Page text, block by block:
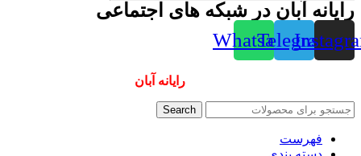
رایانه آبان در شبکه های اجتماعی
Telegram
Whatsapp
رایانه آبان
Search
فهرست